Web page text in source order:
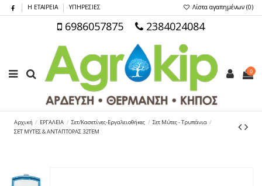
Η ΕΤΑΙΡΕΙΑ ΥΠΗΡΕΣΙΕΣ Λίστα αγαπημένων (0)
6986057875 2384024084
0
Αρχική ΕΡΓΑΛΕΙΑ Σετ/Κασετίνες-Εργαλειοθήκες
Σετ Μύτες - Τρυπάνια
ΣΕΤ ΜΥΤΕΣ & ΑΝΤΑΠΤΟΡΑΣ 32TEM